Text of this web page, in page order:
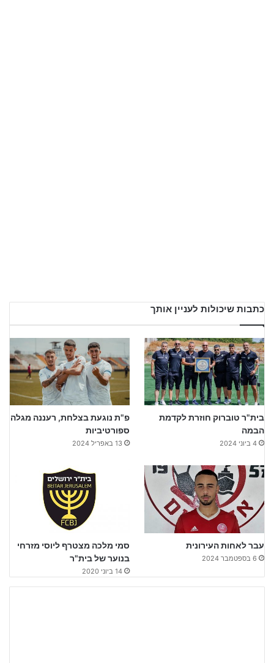
כתבות שיכולות לעניין אותך
בית"ר טוברוק חוזרת לקדמת
הבמה
4 ביוני 2024
פ"ת נוגעת בצלחת, רעננה מגלה
ספורטיביות
13 באפריל 2024
עבר לאחות העירונית
6 בספטמבר 2024
סמי מלכה מצטרף ליוסי מזרחי
בנוער של בית"ר
14 ביוני 2020